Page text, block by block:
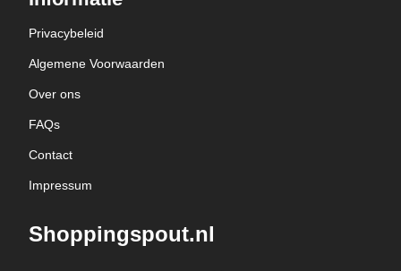
Privacybeleid
Algemene Voorwaarden
Over ons
FAQs
Contact
Impressum
Shoppingspout.nl